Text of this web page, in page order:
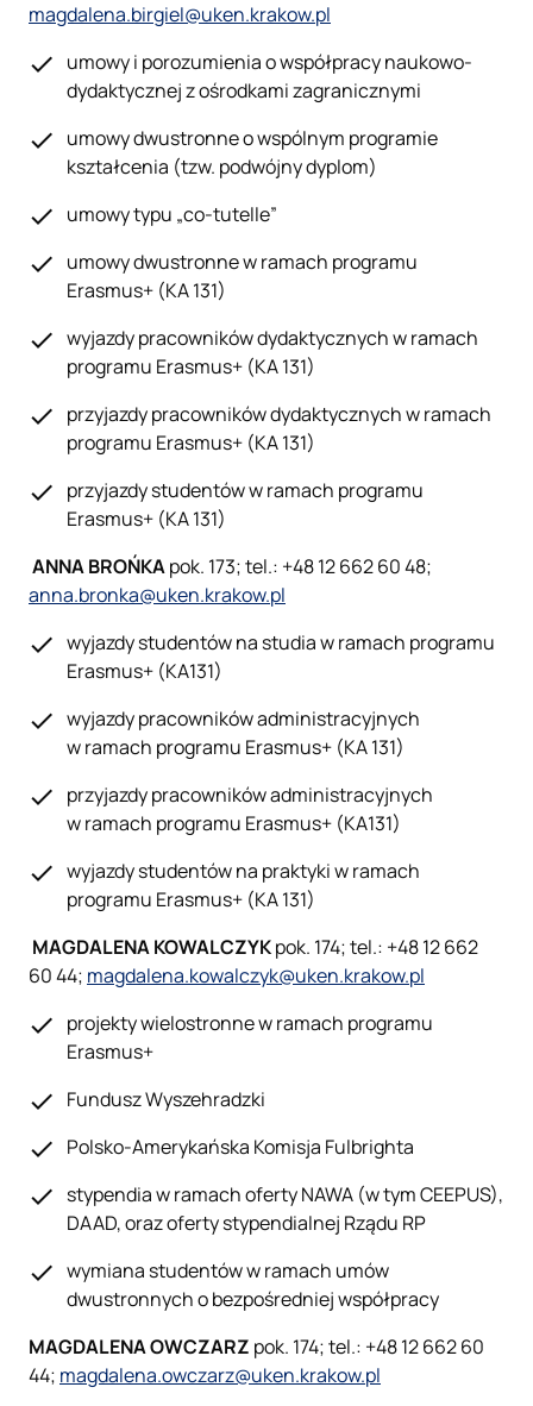
magdalena.birgiel@uken.krakow.pl
umowy i porozumienia o współpracy naukowo-
dydaktycznej z ośrodkami zagranicznymi
umowy dwustronne o wspólnym programie
kształcenia (tzw. podwójny dyplom)
umowy typu „co-tutelle”
umowy dwustronne w ramach programu
Erasmus+ (KA 131)
wyjazdy pracowników dydaktycznych w ramach
programu Erasmus+ (KA 131)
przyjazdy pracowników dydaktycznych w ramach
programu Erasmus+ (KA 131)
przyjazdy studentów w ramach programu
Erasmus+ (KA 131)
ANNA BROŃKApok. 173; tel.: +48 12 662 60 48;
anna.bronka@uken.krakow.pl
wyjazdy studentów na studia w ramach programu
Erasmus+ (KA131)
wyjazdy pracowników administracyjnych
w ramach programu Erasmus+ (KA 131)
przyjazdy pracowników administracyjnych
w ramach programu Erasmus+ (KA131)
wyjazdy studentów na praktyki w ramach
programu Erasmus+ (KA 131)
MAGDALENA KOWALCZYKpok. 174; tel.: +48 12 662
60 44; magdalena.kowalczyk@uken.krakow.pl
projekty wielostronne w ramach programu
Erasmus+
Fundusz Wyszehradzki
Polsko-Amerykańska Komisja Fulbrighta
stypendia w ramach oferty NAWA (w tym CEEPUS),
DAAD, oraz oferty stypendialnej Rządu RP
wymiana studentów w ramach umów
dwustronnych o bezpośredniej współpracy
MAGDALENA OWCZARZ pok. 174; tel.: +48 12 662 60
44; magdalena.owczarz@uken.krakow.pl